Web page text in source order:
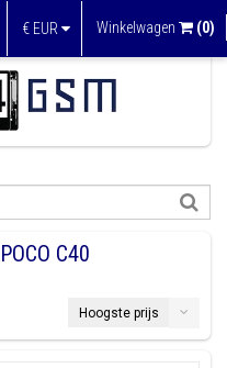
€ EUR Winkelwagen (0)
C40
Hoogste prijs